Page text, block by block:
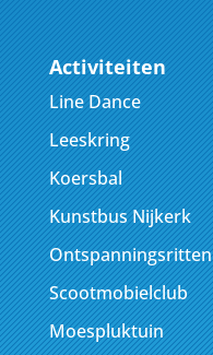
Activiteiten
Line Dance
Leeskring
Koersbal
Kunstbus Nijkerk
Ontspanningsritten
Scootmobielclub
Moespluktuin